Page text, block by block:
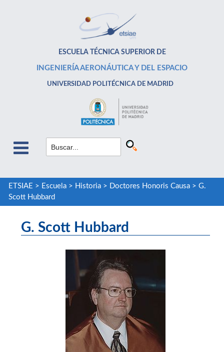
ESCUELA TÉCNICA SUPERIOR DE
INGENIERÍA AERONÁUTICA Y DEL ESPACIO
UNIVERSIDAD POLITÉCNICA DE MADRID
ETSIAE > Escuela> Historia> Doctores Honoris Causa> G.
Scott Hubbard
G. Scott Hubbard